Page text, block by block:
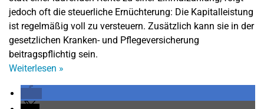
jedoch oft die steuerliche Ernüchterung: Die Kapitalleistung
ist regelmäßig voll zu versteuern. Zusätzlich kann sie in der
gesetzlichen Kranken- und Pflegeversicherung
beitragspflichtig sein.
Weiterlesen »